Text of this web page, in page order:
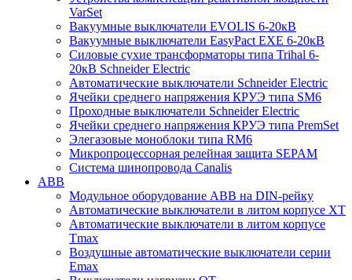
VarSet
Вакуумные выключатели EVOLIS 6-20кВ
Вакуумные выключатели EasyPact EXE 6-20кВ
Силовые сухие трансформаторы типа Trihal 6-
20кВ Schneider Electric
Автоматические выключатели Schneider Electric
Ячейки среднего напряжения КРУЭ типа SM6
Проходные выключатели Schneider Electric
Ячейки среднего напряжения КРУЭ типа PremSet
Элегазовые моноблоки типа RM6
Микропроцессорная релейная защита SEPAM
Система шинопровода Canalis
ABB
Модульное оборудование ABB на DIN-рейку
Автоматические выключатели в литом корпусе XT
Автоматические выключатели в литом корпусе
Tmax
Воздушные автоматические выключатели серии
Emax